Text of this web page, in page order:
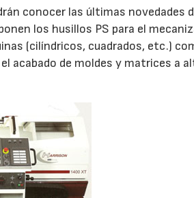
conocer las últimas novedades
los husillos PS para el
(cilíndricos, cuadrados, etc.)
acabado de moldes y matrices a